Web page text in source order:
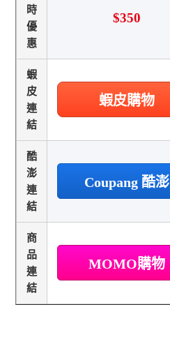
時
優
惠
$350
蝦
皮
連
結
蝦皮購物
酷
澎
連
結
Coupang 酷澎
商
品
連
結
MOMO購物